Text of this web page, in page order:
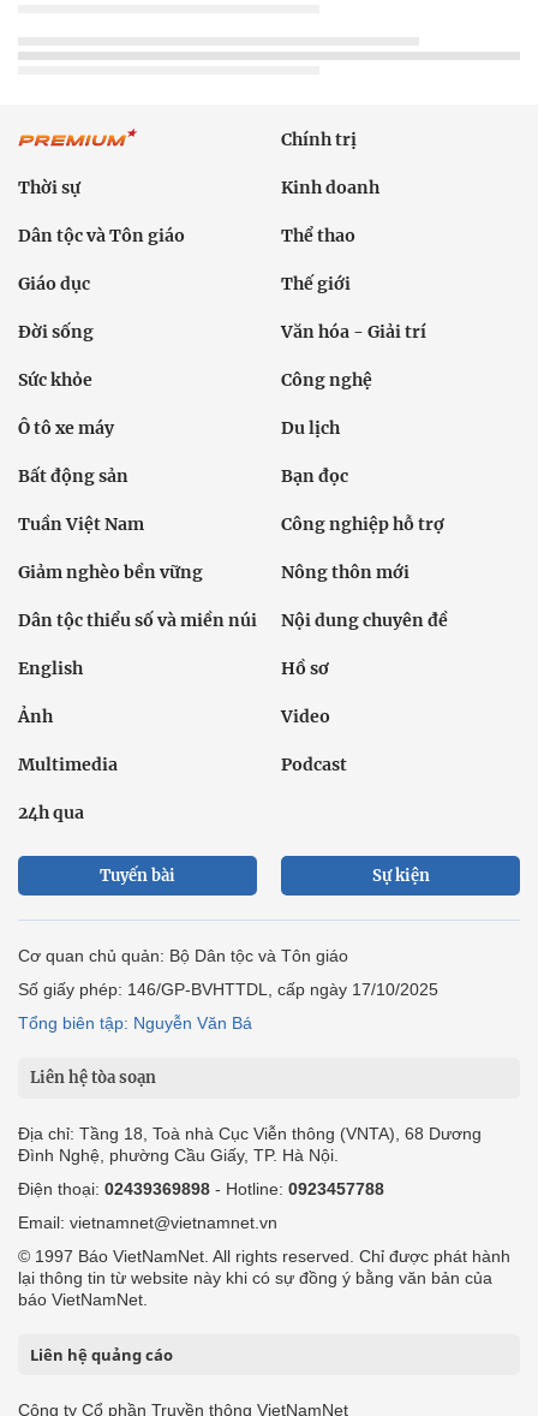
Chính trị
Thời sự Kinh doanh
Dân tộc và Tôn giáo Thể thao
Giáo dục Thế giới
Đời sống Văn hóa - Giải trí
Sức khỏe Công nghệ
Ô tô xe máy Du lịch
Bất động sản Bạn đọc
Tuần Việt Nam Công nghiệp hỗ trợ
Giảm nghèo bền vững Nông thôn mới
Dân tộc thiểu số và miền núi Nội dung chuyên đề
English Hồ sơ
Ảnh Video
Multimedia Podcast
24h qua
Tuyến bài Sự kiện
Cơ quan chủ quản: Bộ Dân tộc và Tôn giáo
Số giấy phép: 146/GP-BVHTTDL, cấp ngày 17/10/2025
Tổng biên tập: Nguyễn Văn Bá
Liên hệ tòa soạn
Địa chỉ: Tầng 18, Toà nhà Cục Viễn thông (VNTA), 68 Dương
Đình Nghệ, phường Cầu Giấy, TP. Hà Nội.
Điện thoại: 02439369898 - Hotline: 0923457788
Email: vietnamnet@vietnamnet.vn
© 1997 Báo VietNamNet. All rights reserved. Chỉ được phát hành
lại thông tin từ website này khi có sự đồng ý bằng văn bản của
báo VietNamNet.
Liên hệ quảng cáo
Công ty Cổ phần Truyền thông VietNamNet